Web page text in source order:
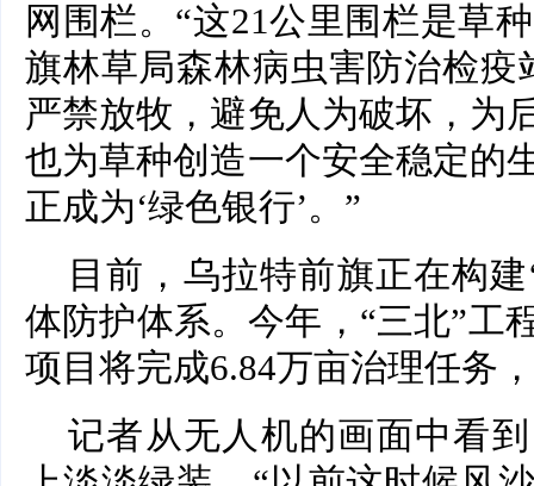
网围栏。“这21公里围栏是草
旗林草局森林病虫害防治检疫
严禁放牧，避免人为破坏，为
也为草种创造一个安全稳定的
正成为‘绿色银行’。”
目前，乌拉特前旗正在构
体防护体系。今年，“三北”工
项目将完成6.84万亩治理任务
记者从无人机的画面中看